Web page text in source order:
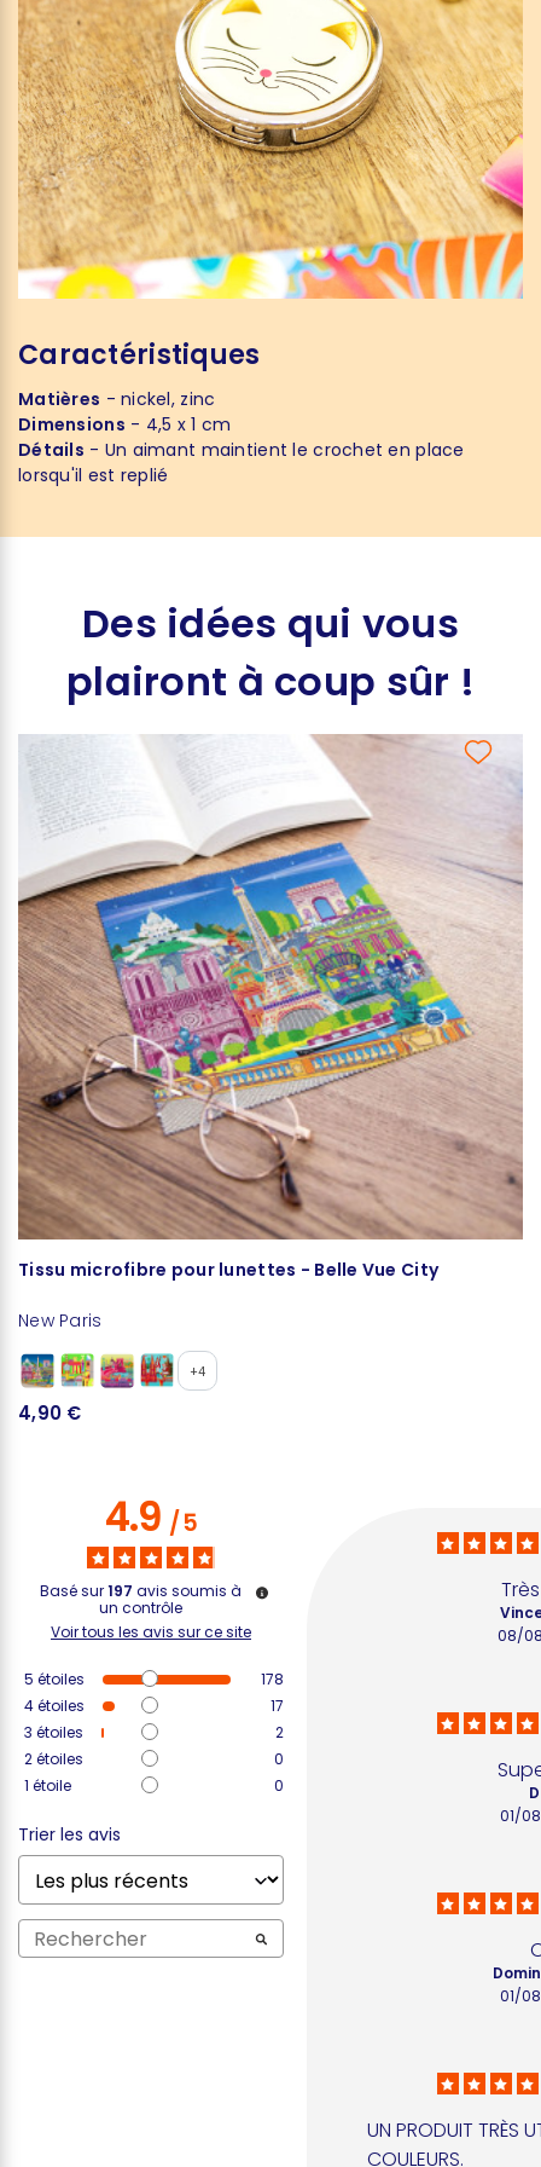
Caractéristiques
Matières - nickel, zinc
Dimensions - 4,5 x 1 cm
Détails - Un aimant maintient le crochet en place
lorsqu'il est replié
Des idées qui vous
plairont à coup sûr !
Tissu microfibre pour lunettes - Belle Vue City
New Paris
+4
4,90 €
4.9/5
Basé sur197 avis soumis à
un contrôle
Voir tous les avis sur ce site
5 étoiles
178
4étoiles
17
3 étoiles
2
2étoiles
0
1 étoile 0
Trier les avis
08/
01/
01/
UN PRODUIT TRÈS
COULEURS.